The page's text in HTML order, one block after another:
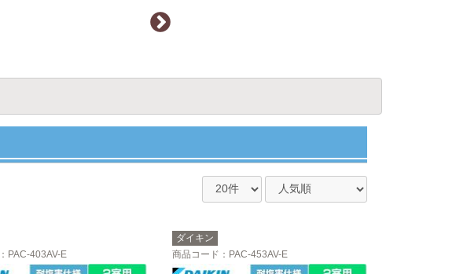
：PAC-403AV-E
ダイキン
商品コード ：PAC-453AV-E